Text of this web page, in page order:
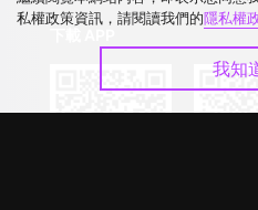
私權政策資訊，請閱讀我們的隱私權
我知